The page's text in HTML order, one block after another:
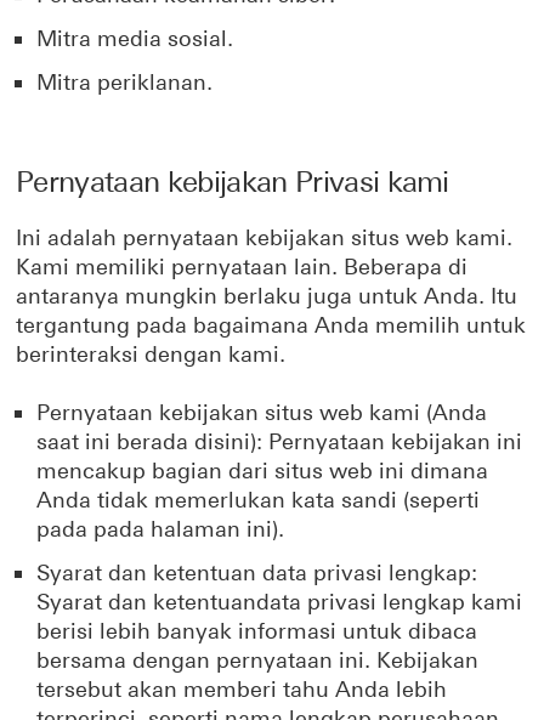
Mitra media sosial.
Mitra periklanan.
Pernyataan kebijakan Privasi kami
Ini adalah pernyataan kebijakan situs web kami.
Kami memiliki pernyataan lain. Beberapa di
antaranya mungkin berlaku juga untuk Anda. Itu
tergantung pada bagaimana Anda memilih untuk
berinteraksi dengan kami.
Pernyataan kebijakan situs web kami (Anda
saat ini berada disini): Pernyataan kebijakan ini
mencakup bagian dari situs web ini dimana
Anda tidak memerlukan kata sandi (seperti
pada pada halaman ini).
Syarat dan ketentuan data privasi lengkap:
Syarat dan ketentuandata privasi lengkap kami
berisi lebih banyak informasi untuk dibaca
bersama dengan pernyataan ini. Kebijakan
tersebut akan memberi tahu Anda lebih